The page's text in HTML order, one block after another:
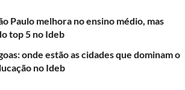
Paulo melhora no ensino médio, mas
top 5 no Ideb
onde estão as cidades que dominam o
no Ideb